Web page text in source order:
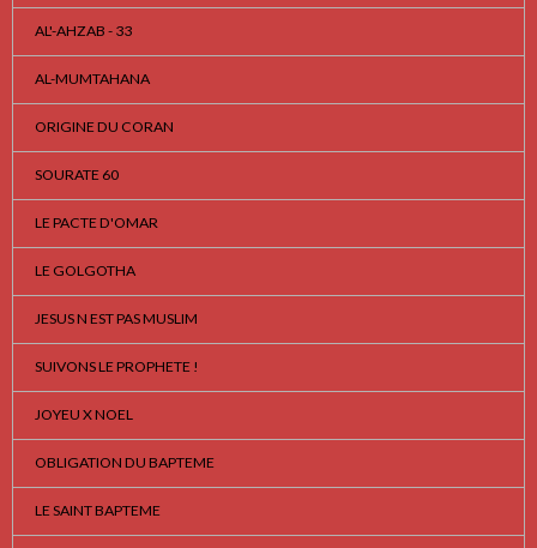
AL'-AHZAB - 33
AL-MUMTAHANA
ORIGINE DU CORAN
SOURATE 60
LE PACTE D'OMAR
LE GOLGOTHA
JESUS N EST PAS MUSLIM
SUIVONS LE PROPHETE !
JOYEU X NOEL
OBLIGATION DU BAPTEME
LE SAINT BAPTEME